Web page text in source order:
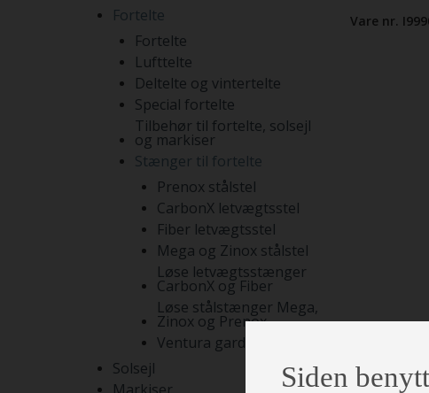
Fortelte
Fortelte
Lufttelte
Deltelte og vintertelte
Special fortelte
Tilbehør til fortelte, solsejl
og markiser
Stænger til fortelte
Prenox stålstel
CarbonX letvægtsstel
Fiber letvægtsstel
Mega og Zinox stålstel
Løse letvægtsstænger
CarbonX og Fiber
Løse stålstænger Mega,
Zinox og Prenox
Ventura gardinstænger
Solsejl
Vare nr.
Siden